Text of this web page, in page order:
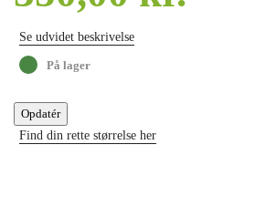
Se udvidet beskrivelse
På lager
Find din rette størrelse her